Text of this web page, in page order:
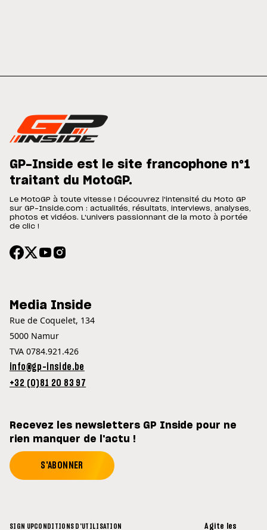
GP-Inside est le site francophone n°1
traitant du MotoGP.
Le MotoGP à toute vitesse ! Découvrez l'intensité du Moto GP
sur GP-Inside.com : actualités, résultats, interviews, analyses,
photos et vidéos. L'univers passionnant de la moto à portée
de clic !
Media Inside
Rue de Coquelet, 134
5000 Namur
TVA 0784.921.426
info@gp-inside.be
+32 (0)81 20 83 97
Recevez les newsletters GP Inside pour ne
rien manquer de l'actu !
S'ABONNER
SIGN UPCONDITIONS D'UTILISATION Agite les